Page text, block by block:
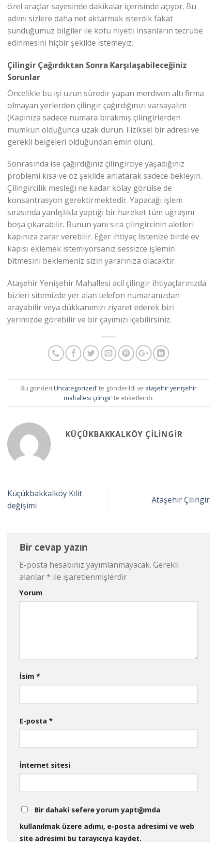
özel araçlar sayesinde dakikalar içerisinde açıyor. Bu
adımı sizlere daha net aktarmak isterdik fakat
sunduğumuz bilgiler ile kötü niyetli insanların tecrübe
edinmesini hiçbir şekilde istemeyiz.
Çilingir Çağırdıktan Sonra Karşılaşabileceğiniz
Sorunlar
Öncelikle bu işi uzun süredir yapan merdiven altı firma
olmayan yerlerden çilingir çağırdığınızı varsayalım
(Kapınıza sadece numara bırakmış çilingirlerden
mümkün olduğunca uzak durun. Fiziksel bir adresi ve
gerekli belgeleri olduğundan emin olun).
Sonrasında ise çağırdığınız çilingirciye yaşadığınız
problemi kısa ve öz şekilde anlatarak sadece bekleyin.
Çilingircilik mesleği ne kadar kolay görülse de
konsantrasyon gerektirmektedir. Yapacağı işlem
sırasında yanlışlıkla yaptığı bir hareket tüm uğraşını
boşa çıkarabilir. Bunun yanı sıra çilingircinin aletleri
kapınıza zarar verebilir. Eğer ihtiyaç listenize birde ev
kapısı eklemek istemiyorsanız sessizce işlemin
bitmesini beklemeniz sizin yararınıza olacaktır.
Ataşehir Yenişehir Mahallesi acil çilingir ihtiyaçlarınızda
bizleri sitemizde yer alan telefon numaranızdan
arayabilir veya dükkanımızı ziyaret ederek bizi
yerimizde görebilir ve bir çayımızı içebilirsiniz.
Bu gönderi Uncategorized’ te gönderildi ve ataşehir yenişehir
mahallesi çilingir’ te etiketlendi.
KÜÇÜKBAKKALKÖY ÇILINGIR
Küçükbakkalköy Kilit
değişimi
Ataşehir Çilingir
Bir cevap yazın
E-posta hesabınız yayımlanmayacak. Gerekli
alanlar * ile işaretlenmişlerdir
Yorum
İsim *
E-posta *
İnternet sitesi
Bir dahaki sefere yorum yaptığımda
kullanılmak üzere adımı, e-posta adresimi ve web
site adresimi bu tarayıcıya kaydet.